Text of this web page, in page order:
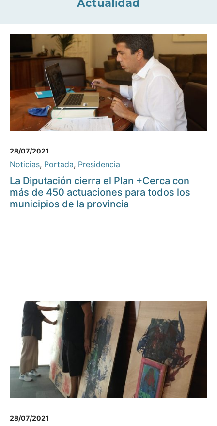
Actualidad
28/07/2021
Noticias, Portada, Presidencia
La Diputación cierra el Plan +Cerca con
más de 450 actuaciones para todos los
municipios de la provincia
28/07/2021